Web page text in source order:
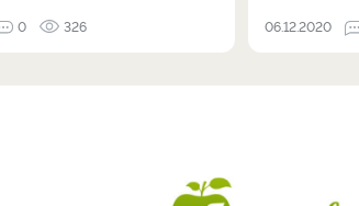
0 326 06.12.2020